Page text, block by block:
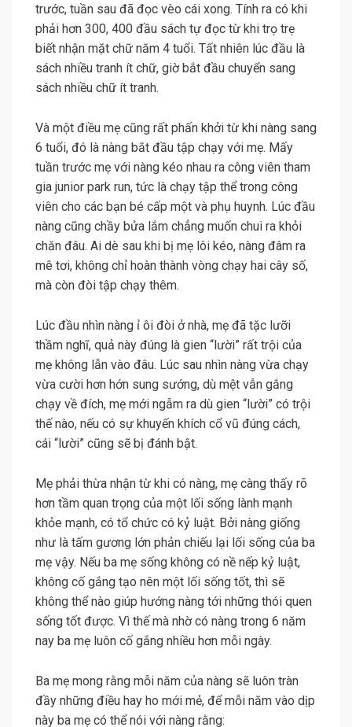
trước, tuần sau đã đọc vèo cái xong. Tính ra có khi
phải hơn 300, 400 đầu sách tự đọc từ khi trọ trẹ
biết nhận mặt chữ năm 4 tuổi. Tất nhiên lúc đầu là
sách nhiều tranh ít chữ, giờ bắt đầu chuyển sang
sách nhiều chữ ít tranh.
Và một điều mẹ cũng rất phấn khởi từ khi nàng sang
6 tuổi, đó là nàng bắt đầu tập chạy với mẹ. Mấy
tuần trước mẹ với nàng kéo nhau ra công viên tham
gia junior park run, tức là chạy tập thể trong công
viên cho các bạn bé cấp một và phụ huynh. Lúc đầu
nàng cũng chầy bửa lắm chẳng muốn chui ra khỏi
chăn đâu. Ai dè sau khi bị mẹ lôi kéo, nàng đâm ra
mê tơi, không chỉ hoàn thành vòng chạy hai cây số,
mà còn đòi tập chạy thêm.
Lúc đầu nhìn nàng ỉ ôi đòi ở nhà, mẹ đã tặc lưỡi
thầm nghĩ, quả này đúng là gien “lười” rất trội của
mẹ không lẫn vào đâu. Lúc sau nhìn nàng vừa chạy
vừa cười hơn hớn sung sướng, dù mệt vẫn gắng
chạy về đích, mẹ mới ngẫm ra dù gien “lười” có trội
thế nào, nếu có sự khuyến khích cổ vũ đúng cách,
cái “lười” cũng sẽ bị đánh bật.
Mẹ phải thừa nhận từ khi có nàng, mẹ càng thấy rõ
hơn tầm quan trọng của một lối sống lành mạnh
khỏe mạnh, có tổ chức có kỷ luật. Bởi nàng giống
như là tấm gương lớn phản chiếu lại lối sống của ba
mẹ vậy. Nếu ba mẹ sống không có nề nếp kỷ luật,
không cố gắng tạo nên một lối sống tốt, thì sẽ
không thể nào giúp hướng nàng tới những thói quen
sống tốt được. Vì thế mà nhờ có nàng trong 6 năm
nay ba mẹ luôn cố gắng nhiều hơn mỗi ngày.
Ba mẹ mong rằng mỗi năm của nàng sẽ luôn tràn
đầy những điều hay ho mới mẻ, để mỗi năm vào dịp
này ba mẹ có thể nói với nàng rằng: